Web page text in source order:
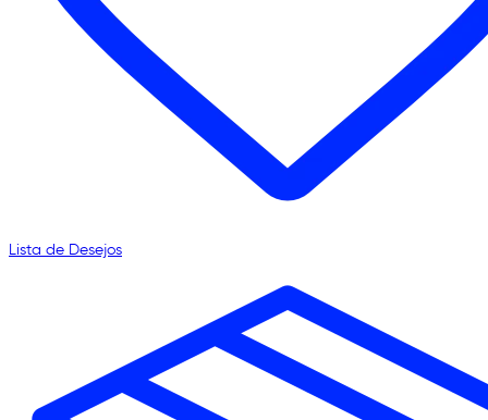
Lista de Desejos